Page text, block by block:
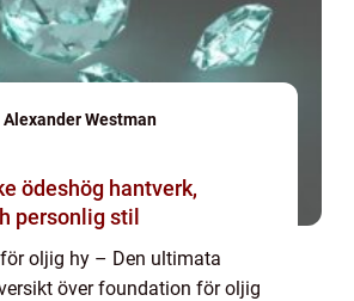
Alexander Westman
hantverk,
personlig stil
oljig hy – Den ultimata
över foundation för oljig